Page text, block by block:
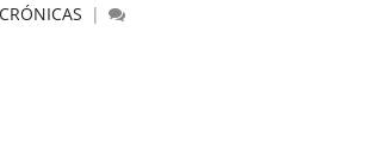
CRÓNICAS